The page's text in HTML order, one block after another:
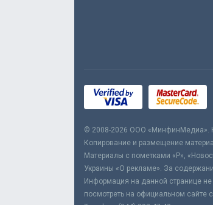
© 2008-2026 ООО «МинфинМедиа».
Копирование и размещение
Материалы с пометками «Р»,
Украины «О рекламе». За
Информация на данной странице
посмотреть на официальном сайте